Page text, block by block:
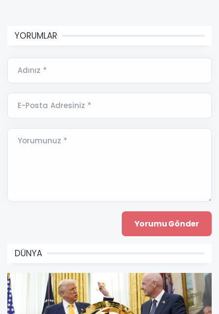
YORUMLAR
Adınız *
E-Posta Adresiniz *
Yorumunuz *
DÜNYA